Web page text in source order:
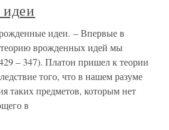
идеи. – Впервые в
врожденных идей мы
– 347). Платон пришел к теории
того, что в нашем разуме
таких предметов, которым нет
в